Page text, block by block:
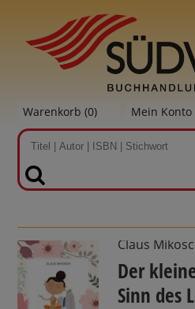
Warenkorb (0) Mein Konto
Claus
Der
Sinn des